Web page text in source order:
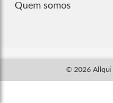
Quem somos
© 2026 Allqui